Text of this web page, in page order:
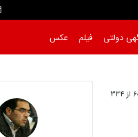
دولتی فیلم عکس